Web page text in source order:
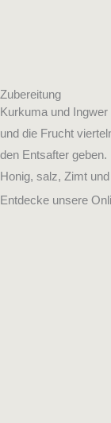
Zubereitung
Kurkuma und
und die Frucht
den Entsafter
Honig, salz, Zimt
Entdecke unsere